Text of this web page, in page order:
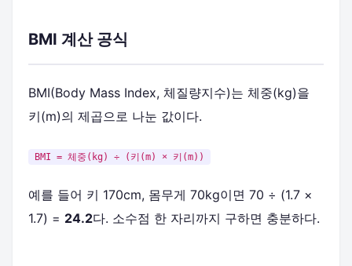
BMI 계산 공식
BMI(Body Mass Index, 체질량지수)는 체중(kg)을
키(m)의 제곱으로 나눈 값이다.
BMI = 체중(kg) ÷ (키(m) × 키(m))
예를 들어 키 170cm, 몸무게 70kg이면 70 ÷ (1.7 ×
1.7) = 24.2다. 소수점 한 자리까지 구하면 충분하다.